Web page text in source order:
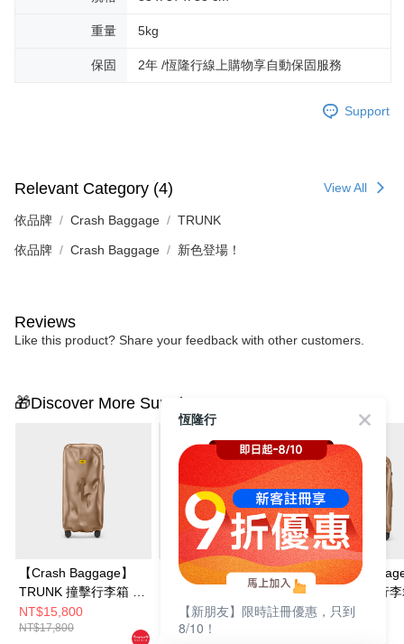
重量 5kg
保固 2年 /恆隆行線上購物享自動保固服務
Support
Relevant Category (4) View All
依品牌 Crash Baggage TRUNK
依品牌 Crash Baggage 新色登場！
Reviews
Like this product? Share your feedback with other customers.
🎁Discover More Surprises
【Crash Baggage】
TRUNK 撞擊行李箱 32
吋 暖銅
NT$15,800
NT$17,800
【Crash Baggage】
TRUNK 撞擊行李箱 32
NT$14,888
NT$17,800
【Crash
TRUNK 撞擊行
吋 暖銅
NT$14,800
恆隆行
【新朋友】限時註冊優惠，只到
8/10！